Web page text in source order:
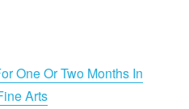
One Or Two Months In
Arts